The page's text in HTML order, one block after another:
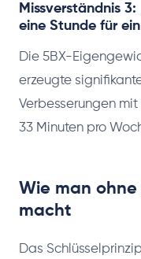
Missverständnis
eine Stunde für
Die 5BX-
erzeugte
Verbesserungen
33 Minuten pro
Wie man
macht
Das